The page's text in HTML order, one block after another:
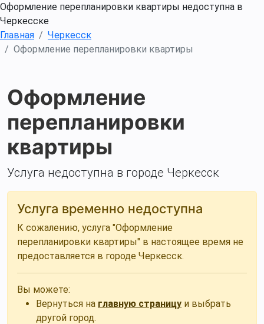
Оформление перепланировки квартиры недоступна в
Черкесске
Главная
Черкесск
Оформление перепланировки квартиры
Оформление
перепланировки
квартиры
Услуга недоступна в городе Черкесск
Услуга временно недоступна
К сожалению, услуга "Оформление
перепланировки квартиры" в настоящее время не
предоставляется в городе Черкесск.
Вы можете:
Вернуться на главную страницу и выбрать
другой город.